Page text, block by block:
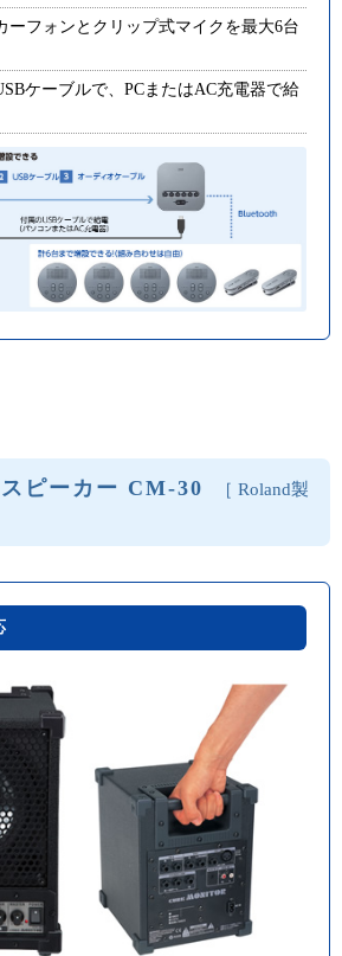
ーフォンとクリップ式マイクを最大6台
ケーブルで、PCまたはAC充電器で給
ピーカー CM-30
［ Roland製